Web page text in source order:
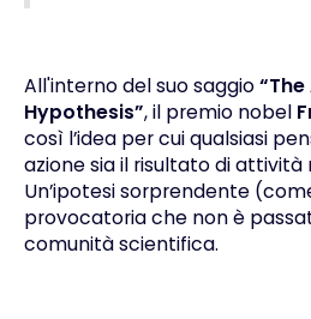
All'interno del suo saggio
Hypothesis”, il premio nobel
così l’idea per cui qualsiasi
azione sia il risultato di attività
Un’ipotesi sorprendente
provocatoria che non è
comunità scientifica.